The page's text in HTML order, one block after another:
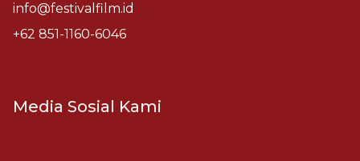
info@festivalfilm.id
+62 851-1160-6046
Media Sosial Kami